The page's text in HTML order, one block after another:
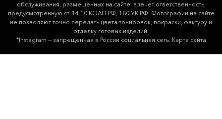
обслуживания, размещенных на сайте, влечет ответственность,
предусмотренную ст. 14.10 КОАП РФ, 180 УК РФ. Фотографии на сайте
не позволяют точно передать цвета тонировок, покраски, фактуру и
отделку готовых изделий.
*Instagram — запрещенная в России социальная сеть. Карта сайта